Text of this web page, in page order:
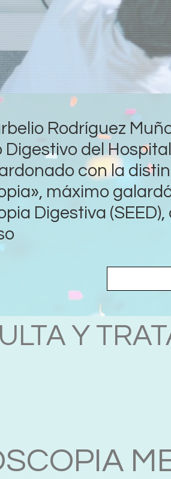
Rodríguez
del
con la
máximo
Digestiva
Y